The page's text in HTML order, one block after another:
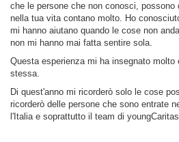
che le persone che non conosci, possono
nella tua vita contano molto. Ho
mi hanno aiutano quando le cose non
non mi hanno mai fatta sentire sola.
Questa esperienza mi ha insegnato
stessa.
Di quest'anno mi ricorderò solo le cose
ricorderò delle persone che sono entrate
l'Italia e soprattutto il team di